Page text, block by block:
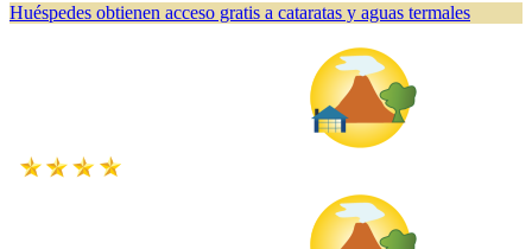
Huéspedes obtienen acceso gratis a cataratas y aguas termales